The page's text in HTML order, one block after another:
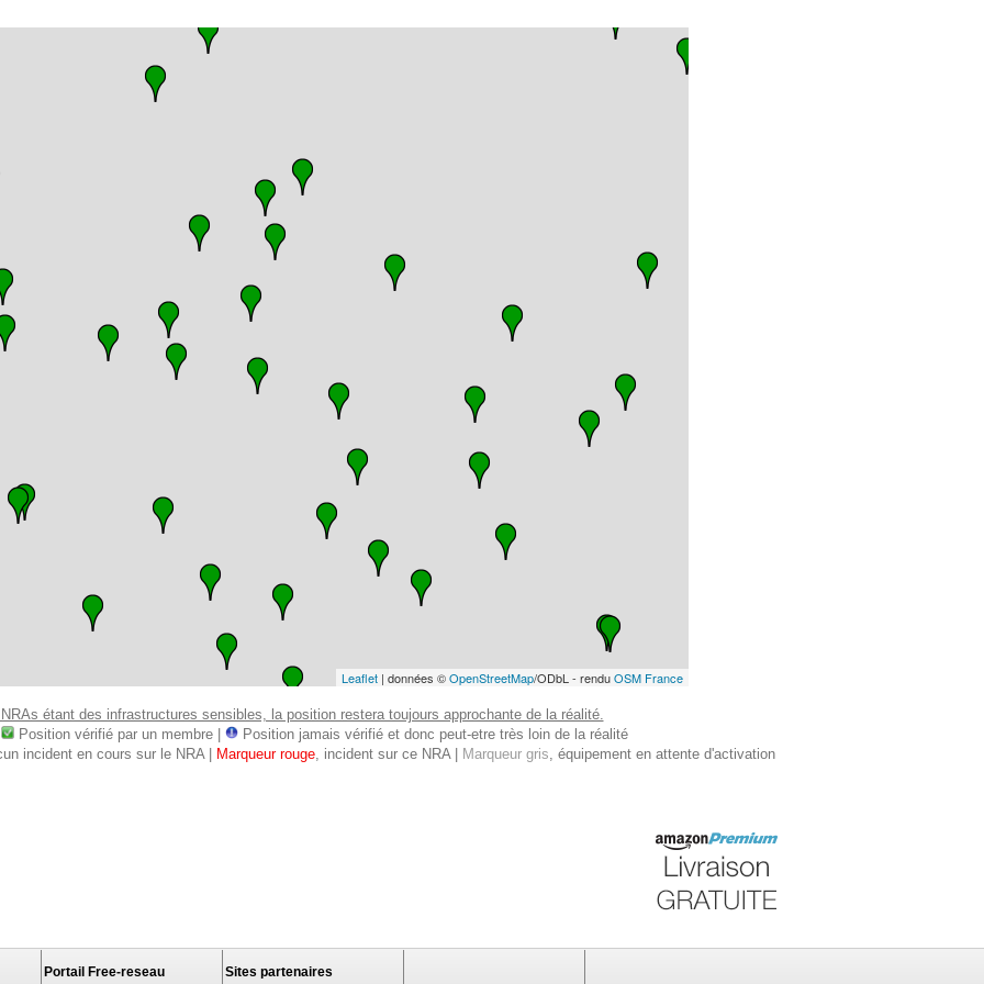
Leaflet | données ©OpenStreetMap/ODbL - renduOSM France
étant des infrastructures sensibles, la position restera toujours approchante de la réalité.
Position vérifié par un membre |
Position jamais vérifié et donc peut-etre très loin de la réalité
incident en cours sur le NRA |
Marqueur rouge, incident sur ce NRA | Marqueur gris, équipement en attente d'activation
Portail Free-reseau Sites partenaires